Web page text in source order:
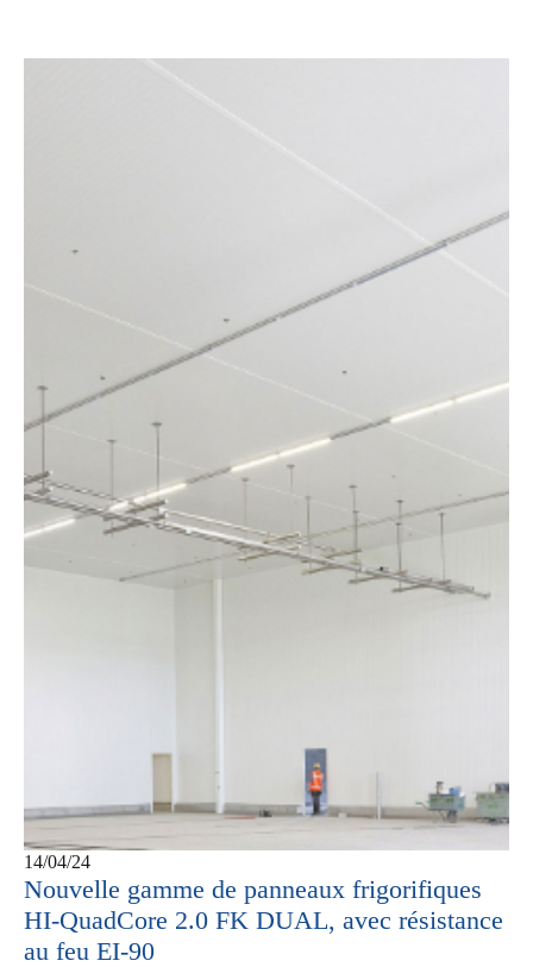
14/04/24
Nouvelle gamme de panneaux frigorifiques
HI-QuadCore 2.0 FK DUAL, avec résistance
au feu EI-90